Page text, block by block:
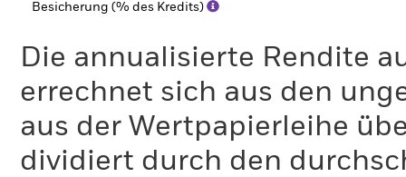
Besicherung (% des Kredits)
Die annualisierte Rendite
errechnet sich aus den
aus der Wertpapierleihe
dividiert durch den